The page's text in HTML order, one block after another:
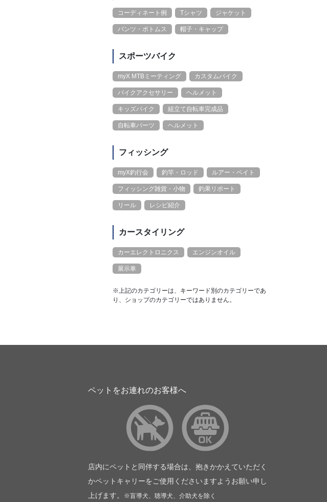
コーディネート例 Tシャツ ジャケット
パンツ・ボトムス 帽子・キャップ
スポーツバイク
myX MTBミーティング カスタムバイク
バイクアクセサリー ヘルメット
キッズバイク 組立て自転車完成品
自転車パーツ ヘルメット
フィッシング
myX釣行会 釣竿・ロッド ルアー・ベイト
フィッシング雑貨・小物 釣果リポート
リール レシピ紹介
カースタイリング
カーエレクトロニクス エンジンオイル
展示車
※上記のカテゴリーは、キーワード別のカテゴリーであ
り、ショップのカテゴリーではありません。
ペットをお連れのお客様へ
店内にペットと同伴する場合は、抱きかかえていただく
かペットキャリーをご使用くださいますようお願い申し
上げます。
※盲導犬、聴導犬、介助犬を除く